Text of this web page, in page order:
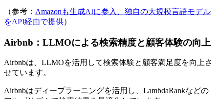
（参考： Amazonも生成AIに参入、 独自の大規模言語モデル
をAPI経由で提供）​
Airbnb：LLMOによる検索精度と顧客体験の向上
Airbnbは、LLMOを活用して検索体験と顧客満足度を向上さ
せています。
Airbnbはディープラーニングを活用し、LambdaRankなどの